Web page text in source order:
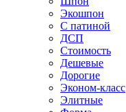
Экошпон
С патиной
ДСП
Стоимость
Дешевые
Дорогие
Эконом-класс
Элитные